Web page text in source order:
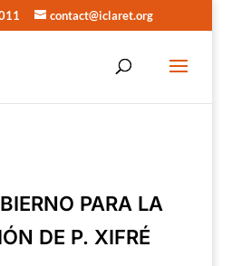
contact@iclaret.org
PARA LA
DE P. XIFRÉ